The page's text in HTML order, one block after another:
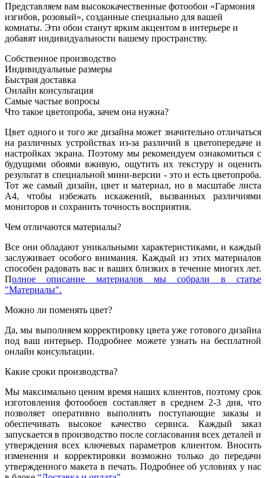
Представляем вам высококачественные фотообои «Гармония
изгибов, розовый», созданные специально для вашей
комнаты. Эти обои станут ярким акцентом в интерьере и
добавят индивидуальности вашему пространству.
Собственное производство
Индивидуальные размеры
Быстрая доставка
Онлайн консультация
Самые частые вопросы
Что такое цветопроба, зачем она нужна?
Цвет одного и того же дизайна может значительно отличаться
на различных устройствах из-за различий в цветопередаче и
настройках экрана. Поэтому мы рекомендуем ознакомиться с
будущими обоями вживую, ощутить их текстуру и оценить
результат в специальной мини-версии - это и есть цветопроба.
Тот же самый дизайн, цвет и материал, но в масштабе листа
А4, чтобы избежать искажений, вызванных различиями
мониторов и сохранить точность восприятия.
Чем отличаются материалы?
Все они обладают уникальными характеристиками, и каждый
заслуживает особого внимания. Каждый из этих материалов
способен радовать вас и ваших близких в течение многих лет.
Полное описание материалов мы собрали в статье
"Материалы".
Можно ли поменять цвет?
Да, мы выполняем корректировку цвета уже готового дизайна
под ваш интерьер. Подробнее можете узнать на бесплатной
онлайн консультации.
Какие сроки производства?
Мы максимально ценим время наших клиентов, поэтому срок
изготовления фотообоев составляет в среднем 2-3 дня, что
позволяет оперативно выполнять поступающие заказы и
обеспечивать высокое качество сервиса. Каждый заказ
запускается в производство после согласования всех деталей и
утверждения всех ключевых параметров клиентом. Вносить
изменения и корректировки возможно только до передачи
утвержденного макета в печать. Подробнее об условиях у нас